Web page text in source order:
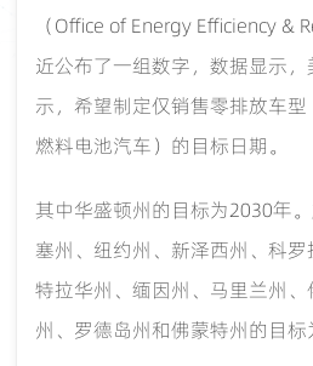
（Office of Energy Efficiency &
近公布了一组数字，数据显示
示，希望制定仅销售零排放车
燃料电池汽车）的目标日期。
其中华盛顿州的目标为2030年
塞州、纽约州、新泽西州、科罗
特拉华州、缅因州、马里兰州
州、罗德岛州和佛蒙特州的目标